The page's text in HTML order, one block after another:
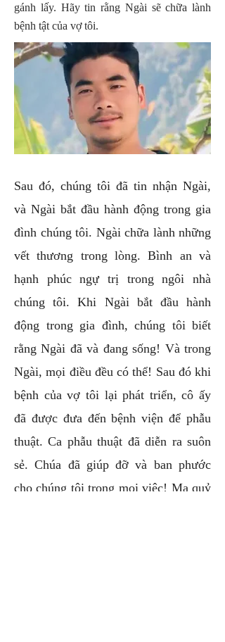
gánh lấy. Hãy tin rằng Ngài sẽ chữa lành
bệnh tật của vợ tôi.
Sau đó, chúng tôi đã tin nhận Ngài,
và Ngài bắt đầu hành động trong gia
đình chúng tôi. Ngài chữa lành những
vết thương trong lòng. Bình an và
hạnh phúc ngự trị trong ngôi nhà
chúng tôi. Khi Ngài bắt đầu hành
động trong gia đình, chúng tôi biết
rằng Ngài đã và đang sống! Và trong
Ngài, mọi điều đều có thể! Sau đó khi
bệnh của vợ tôi lại phát triển, cô ấy
đã được đưa đến bệnh viện để phẫu
thuật. Ca phẫu thuật đã diễn ra suôn
sẻ. Chúa đã giúp đỡ và ban phước
cho chúng tôi trong mọi việc! Ma quỷ